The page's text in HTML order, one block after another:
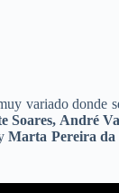
variado donde
Soares, André
Marta Pereira da